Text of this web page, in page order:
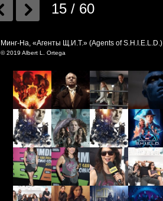
15 / 60
Минг-На, «Агенты Щ.И.Т.» (Agents of S.H.I.E.L.D.)
© 2019 Albert L. Ortega